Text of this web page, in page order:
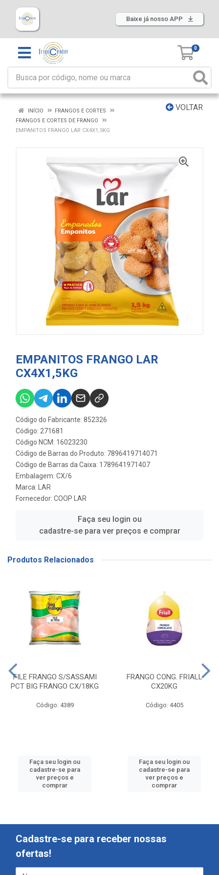
Baixe já nosso APP
0
VOLTAR
INÍCIO
FRANGOS E CORTES
FRANGOS E CORTES DE FRANGO
EMPANITOS FRANGO LAR CX4X1,5KG
EMPANITOS FRANGO LAR
CX4X1,5KG
Código do Fabricante: 852326
Código: 271681
Código NCM: 16023230
Código de Barras do Produto: 7896419714071
Código de Barras da Caixa: 1789641971407
Embalagem: CX/6
Marca:
LAR
Fornecedor: COOP LAR
Faça seu login ou
cadastre-se para ver preços e comprar
Produtos Relacionados
FILE FRANGO S/SASSAMI
PCT BIG FRANGO CX/18KG
Código: 4389
Faça seu login ou
cadastre-se para
ver preços e
comprar
FRANGO CONG. FRIALL
CX20KG
Código: 4405
Faça seu login ou
cadastre-se para
ver preços e
comprar
Cadastre-se para receber nossas
ofertas!